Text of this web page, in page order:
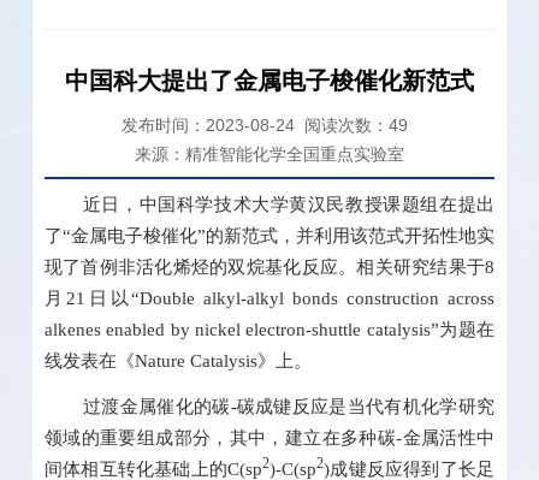
中国科大提出了金属电子梭催化新范式
发布时间：2023-08-24 阅读次数： 49
来源：精准智能化学全国重点实验室
近日，中国科学技术大学黄汉民教授课题组在提出
了“金属电子梭催化”的新范式，并利用该范式开拓性地实
现了首例非活化烯烃的双烷基化反应。相关研究结果于8
月21日以“Double alkyl-alkyl bonds construction across
alkenes enabled by nickel electron-shuttle catalysis”为题在
线发表在《Nature Catalysis》上。
过渡金属催化的碳-碳成键反应是当代有机化学研究
领域的重要组成部分，其中，建立在多种碳-金属活性中
间体相互转化基础上的C(sp2)-C(sp2)成键反应得到了长足